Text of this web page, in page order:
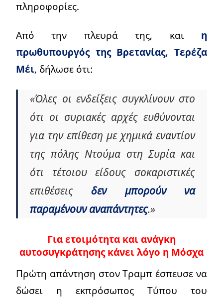
πληροφορίες.
Από την πλευρά της, και η
πρωθυπουργός της Βρετανίας, Τερέζα
Μέι, δήλωσε ότι:
«Όλες οι ενδείξεις συγκλίνουν στο
ότι οι συριακές αρχές ευθύνονται
για την επίθεση με χημικά εναντίον
της πόλης Ντούμα στη Συρία και
ότι τέτοιου είδους σοκαριστικές
επιθέσειςδεν μπορούν να
παραμένουν αναπάντητες.»
Για ετοιμότητα και ανάγκη
αυτοσυγκράτησης κάνει λόγο η Μόσχα
Πρώτη απάντηση στον Τραμπ έσπευσε να
δώσει η εκπρόσωπος Τύπου του